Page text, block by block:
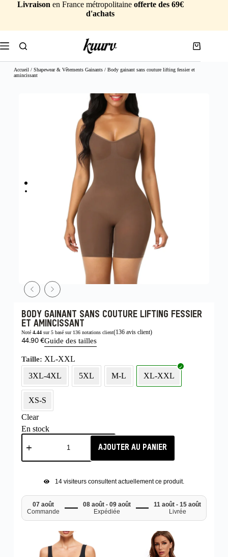
Livraison en France métropolitaine offerte des 69€
d'achats
Accueil / Shapewear & Vêtements Gainants/ Body gainant sans couture lifting fessier et
amincissant
BODY GAINANT SANS COUTURE LIFTING FESSIER
ET AMINCISSANT
Noté 4.44sur 5 basé sur 136notations client(136avis client)
44.90€Guide des tailles
Taille
XL-XXL
3XL-4XL
5XL M-L XL-XXL
XS-S
Clear
En stock
AJOUTER AU PANIER
14visiteurs consultent actuellement ce produit.
07 août
Commande
08 août - 09 août
Expédiée
11 août - 15 août
Livrée